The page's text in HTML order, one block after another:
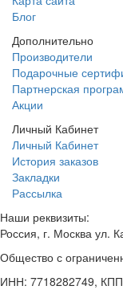
Блог
Дополнительно
Производители
Подарочные
Партнерская
Акции
Личный Кабинет
Личный Кабинет
История заказов
Закладки
Рассылка
Наши реквизиты:
Россия, г. Москва ул.
Общество с
ИНН: 7718282749,